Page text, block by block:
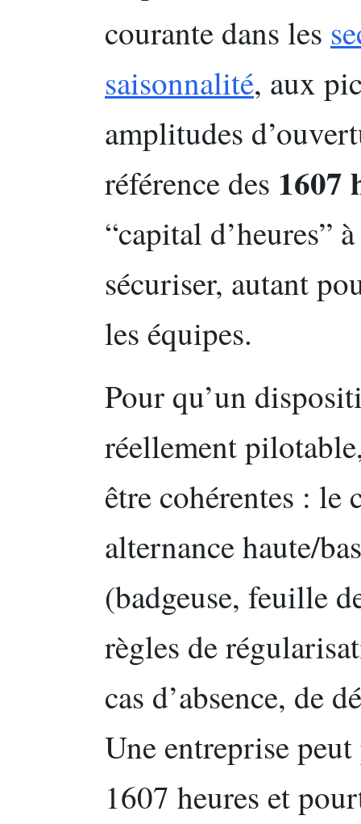
courante dans les
saisonnalité, aux
amplitudes
référence des 1607
“capital d’heures”
sécuriser, autant
les équipes.
Pour qu’un
réellement
être cohérentes : le
alternance haute/
(badgeuse, feuille
règles de
cas d’absence, de
Une entreprise
1607 heures et